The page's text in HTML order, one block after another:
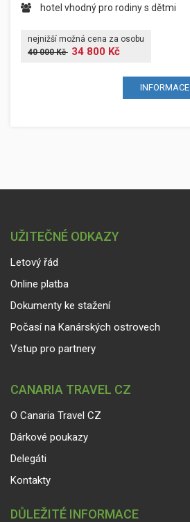
hotel vhodný pro rodiny s dětmi
nejnižší možná cena za osobu
40 000 Kč 34 800 Kč
INFORMACE
UŽITEČNÉ ODKAZY
Letový řád
Online platba
Dokumenty ke stažení
Počasí na Kanárských ostrovech
Vstup pro partnery
CANARIA TRAVEL CZ
O Canaria Travel CZ
Dárkové poukazy
Delegáti
Kontakty
DŮLEŽITÉ INFORMACE